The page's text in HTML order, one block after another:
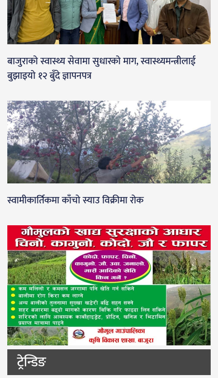
बाजुराको स्वास्थ्य सेवामा सुधारको माग, स्वास्थ्यमन्त्रीलाई
बुझाइयो १२ बुँदे ज्ञापनपत्र
स्वामीकार्तिकमा काँचो स्याउ विक्रीमा रोक
ट्रेन्डिङ